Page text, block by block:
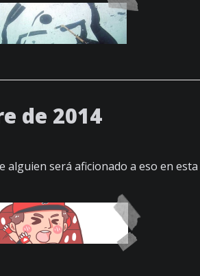
de 2014
alguien será aficionado a eso en